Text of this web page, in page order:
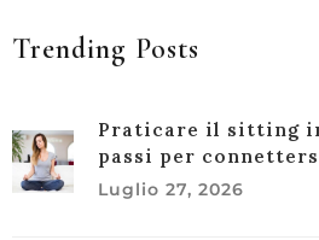
Trending Posts
Praticare il sitting
passi per
Luglio 27, 2026